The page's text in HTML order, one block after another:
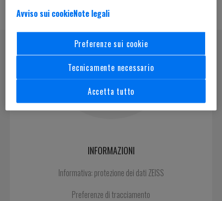
INFORMAZIONI
Informativa: protezione dei dati ZEISS
Preferenze di tracciamento
Avviso sui cookieNote legali
Preferenze sui cookie
Tecnicamente necessario
Accetta tutto